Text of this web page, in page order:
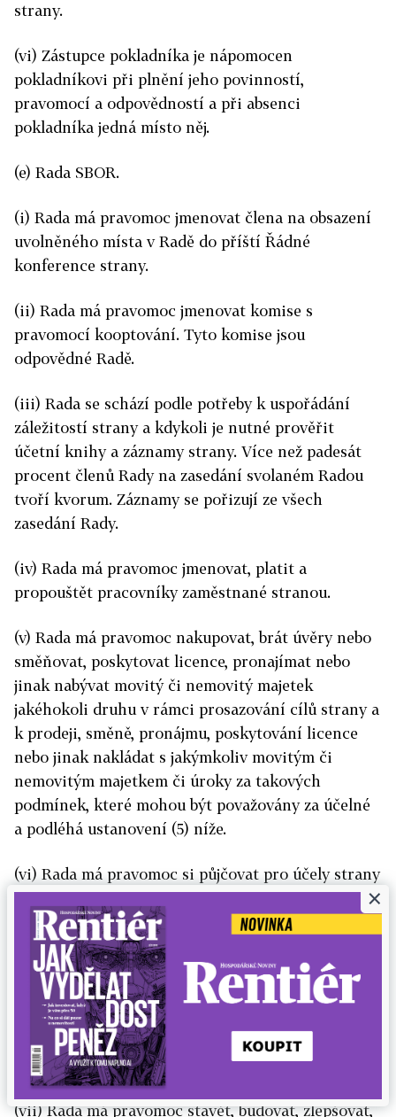
strany.
(vi) Zástupce pokladníka je nápomocen
pokladníkovi při plnění jeho povinností,
pravomocí a odpovědností a při absenci
pokladníka jedná místo něj.
(e) Rada SBOR.
(i) Rada má pravomoc jmenovat člena na obsazení
uvolněného místa v Radě do příští Řádné
konference strany.
(ii) Rada má pravomoc jmenovat komise s
pravomocí kooptování. Tyto komise jsou
odpovědné Radě.
(iii) Rada se schází podle potřeby k uspořádání
záležitostí strany a kdykoli je nutné prověřit
účetní knihy a záznamy strany. Více než padesát
procent členů Rady na zasedání svolaném Radou
tvoří kvorum. Záznamy se pořizují ze všech
zasedání Rady.
(iv) Rada má pravomoc jmenovat, platit a
propouštět pracovníky zaměstnané stranou.
(v) Rada má pravomoc nakupovat, brát úvěry nebo
směňovat, poskytovat licence, pronajímat nebo
jinak nabývat movitý či nemovitý majetek
jakéhokoli druhu v rámci prosazování cílů strany a
k prodeji, směně, pronájmu, poskytování licence
nebo jinak nakládat s jakýmkoliv movitým či
nemovitým majetkem či úroky za takových
podmínek, které mohou být považovány za účelné
a podléhá ustanovení (5) níže.
(vi) Rada má pravomoc si půjčovat pro účely strany
takové množství peněz, a to buď najednou, nebo
čas od času a za takové úrokové sazby a v takové
formě a způsobem a na takové zástavy, které musí
být specifikovány v jakémkoliv usnesení přijatém
Radou SBOR o půjčení si peněz tímto způsobem, a
následkem toho Rada SBOR řídí zmocněnce pro
uzavření takových dohod pro výše uvedené účely a
poskytování takových zástav, které jsou nezbytná.
(vii) Rada má pravomoc stavět, budovat, zlepšovat,
×